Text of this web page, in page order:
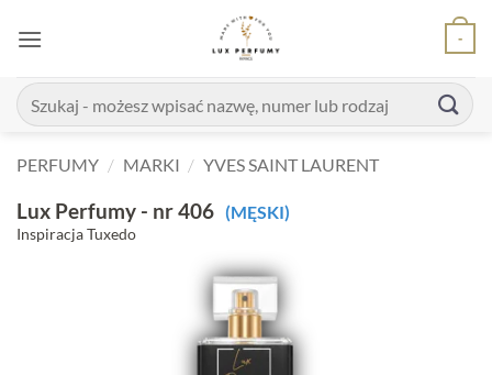
-
Szukaj:
PERFUMY / MARKI / YVES SAINT LAURENT
Lux Perfumy - nr 406
Inspiracja Tuxedo
(MĘSKI)